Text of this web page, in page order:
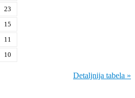
23
15
11
10
Detaljnija tabela »